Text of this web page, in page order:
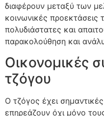
διαφέρουν μεταξύ των
κοινωνικές προεκτάσεις
πολυδιάστατες και
παρακολούθηση και
Οικονομικές
τζόγου
Ο τζόγος έχει
επηρεάζουν όχι μόνο